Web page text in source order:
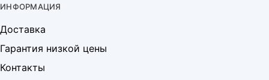
ИНФОРМАЦИЯ
Доставка
Гарантия низкой цены
Контакты